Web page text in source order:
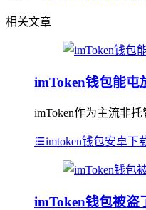
相关文章
imToken钱包能
imToken作为主流非
imtoken钱包安卓下
imToken钱包被盗